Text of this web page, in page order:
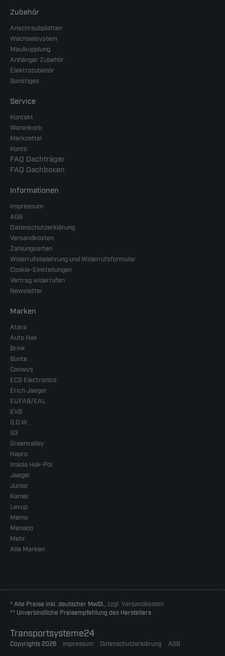
Zubehör
Anschraubplatten
Wechselsystem
Maulkupplung
Anhänger Zubehör
Elektrozubehör
Sonstiges
Service
Kontakt
Warenkorb
Merkzettel
Konto
FAQ Dachträger
FAQ Dachboxen
Informationen
Impressum
AGB
Datenschutzerklärung
Versandkosten
Zahlungsarten
Widerrufsbelehrung und Widerrufsformular
Cookie-Einstellungen
Vertrag widerrufen
Newsletter
Marken
Atera
Auto Hak
Brink
Bünte
Conwys
ECS Electronics
Erich Jaeger
EUFAB/EAL
EVB
G.D.W.
G3
Greenvalley
Hapro
Imiola Hak-Pol
Jaeger
Junior
Kamei
Levup
Memo
Menabo
Mehr
Alle Marken
* Alle Preise inkl. deutscher MwSt., zzgl. Versandkosten
** Unverbindliche Preisempfehlung des Herstellers
Transportsysteme24
Copyrights 2026 Impressum Datenschutzerklärung AGB